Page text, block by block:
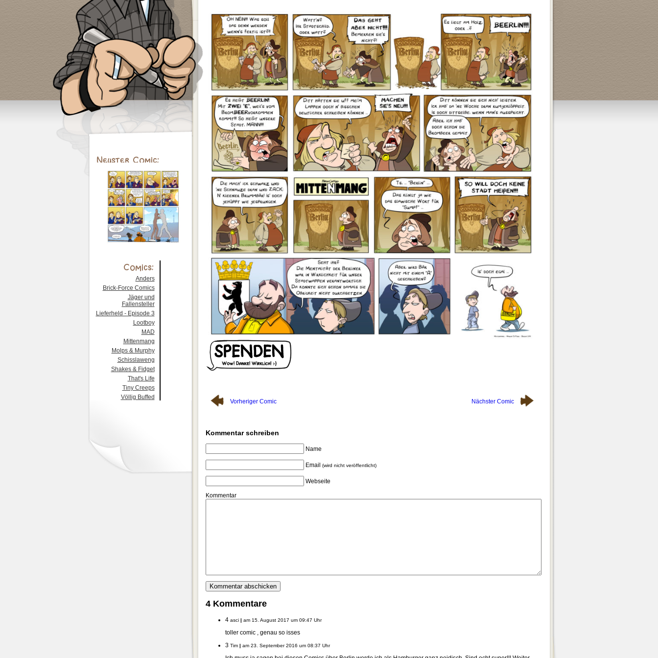
Anders
Brick-Force Comics
Jäger und
Fallensteller
Lieferheld - Episode 3
Lootboy
MAD
Mittenmang
Molps & Murphy
Schisslaweng
Shakes & Fidget
That's Life
Tiny Creeps
Völlig Buffed
Vorheriger Comic Nächster Comic
Kommentar schreiben
Name
Email (wird nicht veröffentlicht)
Webseite
Kommentar
4 Kommentare
4 asci | am 15. August 2017 um 09:47 Uhr
toller comic , genau so isses
3 Tim | am 23. September 2016 um 08:37 Uhr